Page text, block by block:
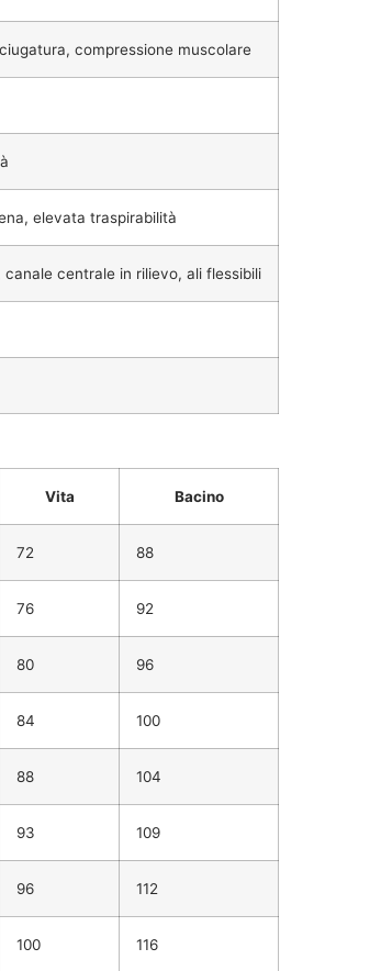
compressione muscolare
elevata traspirabilità
centrale in rilievo, ali flessibili
Vita Bacino
72 88
76 92
80 96
84 100
88 104
93 109
96 112
100 116